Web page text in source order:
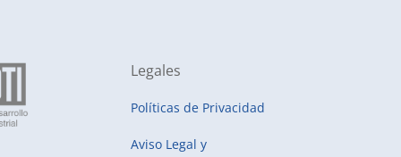
Legales
Políticas de Privacidad
Aviso Legal y